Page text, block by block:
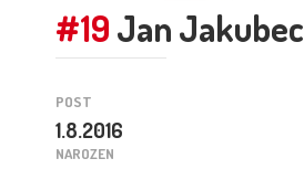
#19Jan Jakubec
POST
1.8.2016
NAROZEN